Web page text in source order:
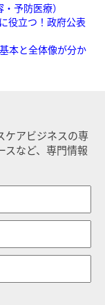
予防医療）
役立つ！政府公表
本と全体像が分か
ケアビジネスの専
スなど、専門情報